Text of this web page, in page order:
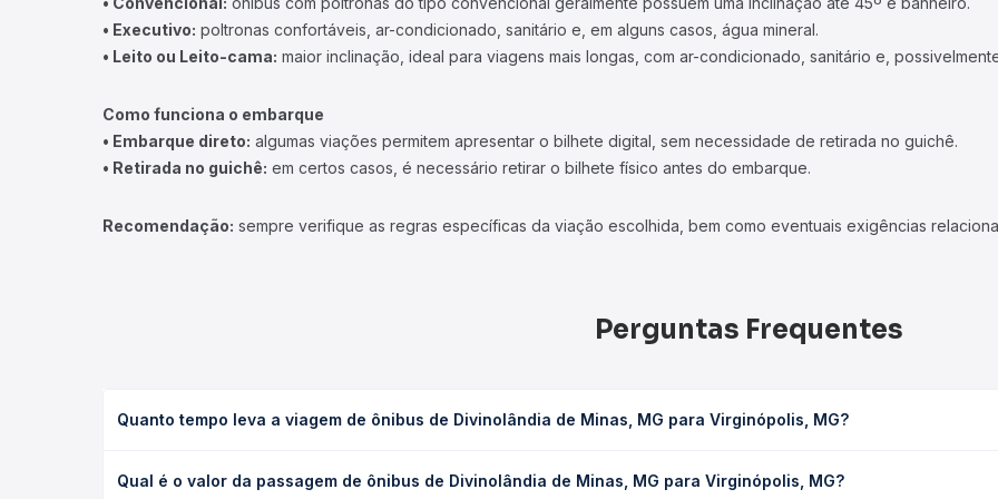
• Executivo: poltronas confortáveis, ar-condicionado, sanitário e, em alguns casos, água mineral.
• Leito ou Leito-cama: maior inclinação, ideal para viagens mais longas, com ar-condicionado, sanitário e,
Como funciona o embarque
• Embarque direto: algumas viações permitem apresentar o bilhete digital, sem necessidade de retirada no guichê.
• Retirada no guichê: em certos casos, é necessário retirar o bilhete físico antes do embarque.
Recomendação: sempre verifique as regras específicas da viação escolhida, bem como eventuais exigências
Perguntas Frequentes
Quanto tempo leva a viagem de ônibus de Divinolândia de Minas, MG para Virginópolis, MG?
executivo ou leito) e as condições de tráfego. Na Quero Passagem você consulta os horários disponíveis e vê a
Qual é o valor da passagem de ônibus de Divinolândia de Minas, MG para Virginópolis, MG?